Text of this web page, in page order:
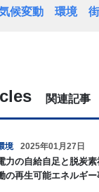
候変動 環境
関連記事
境 2025年01月27日
力の自給自足と脱炭
の再生可能エネルギー